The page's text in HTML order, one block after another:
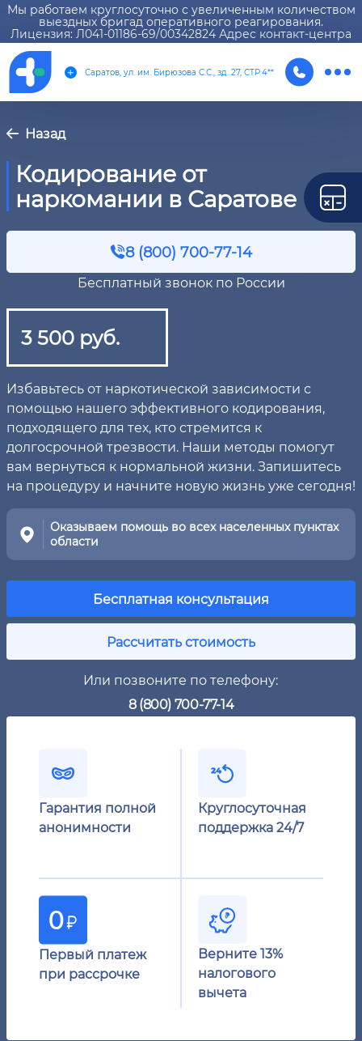
Мы работаем круглосуточно с увеличенным количеством
выездных бригад оперативного реагирования.
Лицензия: Л041-01186-69/00342824 Адрес контакт-центра
Саратов, ул. им. Бирюзова С.С., зд. 27, СТР.4**
Назад
Кодирование от
наркомании в Саратове
8 (800) 700-77-14
Бесплатный звонок по России
3 500 руб.
Избавьтесь от наркотической зависимости с
помощью нашего эффективного кодирования,
подходящего для тех, кто стремится к
долгосрочной трезвости. Наши методы помогут
вам вернуться к нормальной жизни. Запишитесь
на процедуру и начните новую жизнь уже сегодня!
Оказываем помощь во всех населенных пунктах
области
Бесплатная консультация
Рассчитать стоимость
Или позвоните по телефону:
8 (800) 700-77-14
Гарантия полной
анонимности
Круглосуточная
поддержка 24/7
Первый платеж
при рассрочке
Верните 13%
налогового
вычета